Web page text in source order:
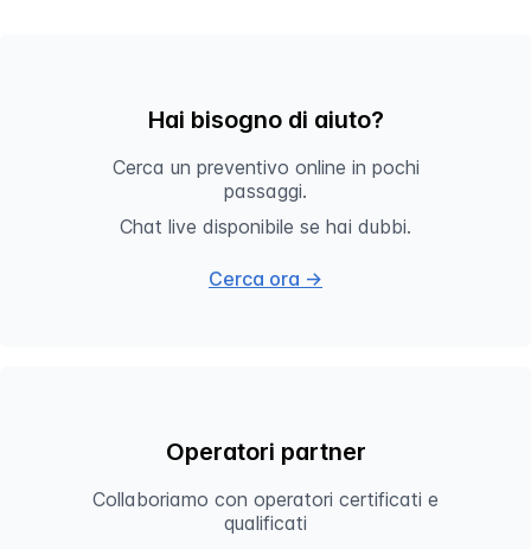
Hai bisogno di aiuto?
Cerca un preventivo online in pochi
passaggi.
Chat live disponibile se hai dubbi.
Cerca ora →
Operatori partner
Collaboriamo con operatori certificati e
qualificati